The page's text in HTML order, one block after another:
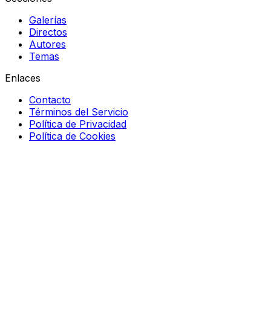
Galerías
Directos
Autores
Temas
Enlaces
Contacto
Términos del Servicio
Política de Privacidad
Política de Cookies